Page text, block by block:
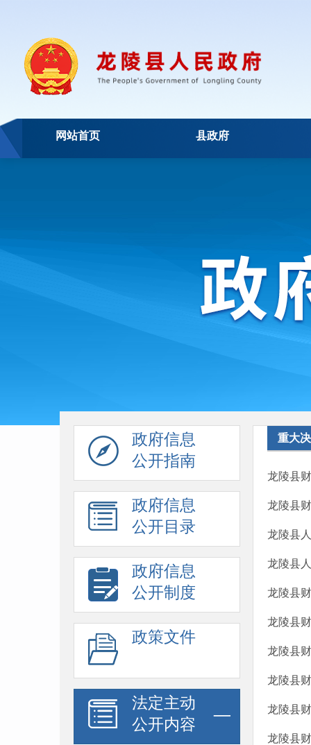
网站首页 县政府
政府信息
公开指南
政府信息
公开目录
政府信息
公开制度
政策文件
法定主动
公开内容
重大
龙陵县
龙陵县
龙陵县
龙陵县
龙陵县
龙陵县
龙陵县
龙陵县
龙陵县
龙陵县